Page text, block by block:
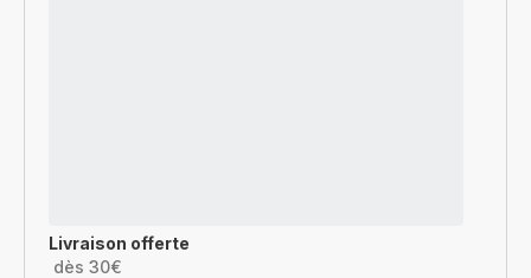
Livraison offerte
dès 30€